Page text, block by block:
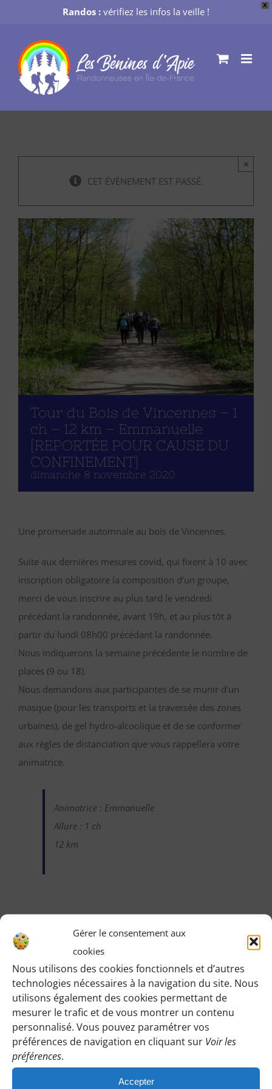
X
Randos : vérifiez les infos la veille !
Gérer le consentement aux
cookies
Nous utilisons des cookies fonctionnels et d’autres
technologies nécessaires à la navigation du site. Nous
utilisons également des cookies permettant de
mesurer le trafic et de vous montrer un contenu
personnalisé. Vous pouvez paramétrer vos
préférences de navigation en cliquant sur Voir les
préférences.
Accepter
contenu
CET ÉVÈNEMENT EST PASSÉ.
×
Tour du Bois de Vincennes – 1
ch – 12 km – Emmanuelle
[REPORTÉE POUR CAUSE DU
CONFINEMENT]
dimanche 8 novembre 2020
Une promenade automnale au bois de Vincennes.
Suite aux dernières mesures covid, qui fixent à 10 avec
inscription obligatoire la composition d’un groupe,
merci de vous inscrire au plus tard le vendredi
précédant la randonnée, avant 19h, et au plus tôt à
partir du lundi 08h00 précédant la randonnée.
Nous indiquerons la semaine précédente le nombre de
places (9 ou 18).
Nous demandons aux participantes de se munir d’un
masque (pour les transports et la traversée des zones
urbaines), de gel hydro-alcoolique et de se conformer
aux règles de distanciation que vous rappellera votre
animatrice.
Animatrice : Emmanuelle
Allure : 1 ch
12 km
randonnée
Une fois identifiée en tant qu’adhérente, vous pourrez
accéder ici à toutes les informations de rendez-vous,
horaires, lieux etc.
M’IDENTIFIER